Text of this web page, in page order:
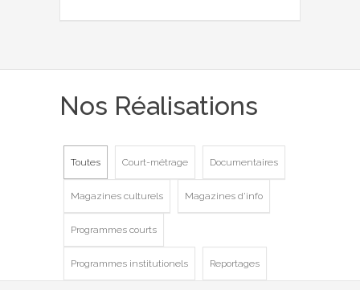
Nos Réalisations
Toutes Court-métrage Documentaires
Magazines culturels Magazines d'info
Programmes courts
Programmes institutionels Reportages